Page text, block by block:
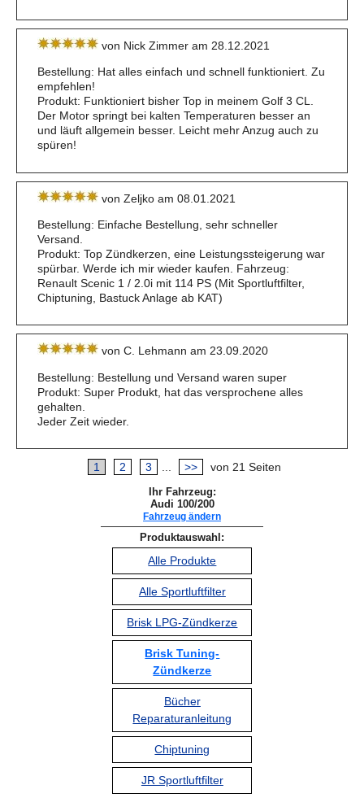
von Nick Zimmer am 28.12.2021
Bestellung: Hat alles einfach und schnell funktioniert. Zu
empfehlen!
Produkt: Funktioniert bisher Top in meinem Golf 3 CL.
Der Motor springt bei kalten Temperaturen besser an
und läuft allgemein besser. Leicht mehr Anzug auch zu
spüren!
von Zeljko am 08.01.2021
Bestellung: Einfache Bestellung, sehr schneller
Versand.
Produkt: Top Zündkerzen, eine Leistungssteigerung war
spürbar. Werde ich mir wieder kaufen. Fahrzeug:
Renault Scenic 1 / 2.0i mit 114 PS (Mit Sportluftfilter,
Chiptuning, Bastuck Anlage ab KAT)
von C. Lehmann am 23.09.2020
Bestellung: Bestellung und Versand waren super
Produkt: Super Produkt, hat das versprochene alles
gehalten.
Jeder Zeit wieder.
1 2 3 ... >> von 21 Seiten
Ihr Fahrzeug:
Audi 100/200
Fahrzeug ändern
Produktauswahl:
Alle Produkte
Alle Sportluftfilter
Brisk LPG-Zündkerze
Brisk Tuning-
Zündkerze
Bücher
Reparaturanleitung
Chiptuning
JR Sportluftfilter